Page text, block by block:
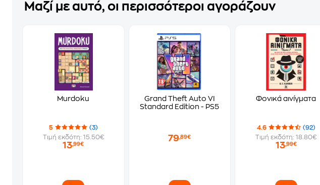
Μαζί με αυτό, οι περισσότεροι αγοράζουν
Murdoku
5
(3)
Τιμή εκδότη: 15.50€
13,99€
Grand Theft Auto VI
Standard Edition - PS5
79,89€
Φονικά αινίγματα
4.6
(92)
Τιμή εκδότη: 18.80€
13,99€